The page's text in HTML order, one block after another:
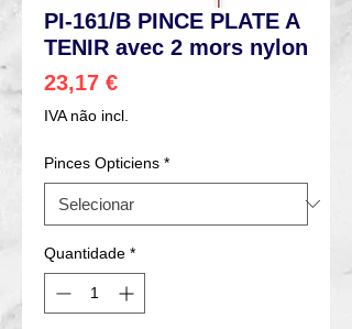
PI-161/B PINCE PLATE A
TENIR avec 2 mors nylon
23,17 €Preço
IVA não incl.
Pinces Opticiens *
Quantidade *